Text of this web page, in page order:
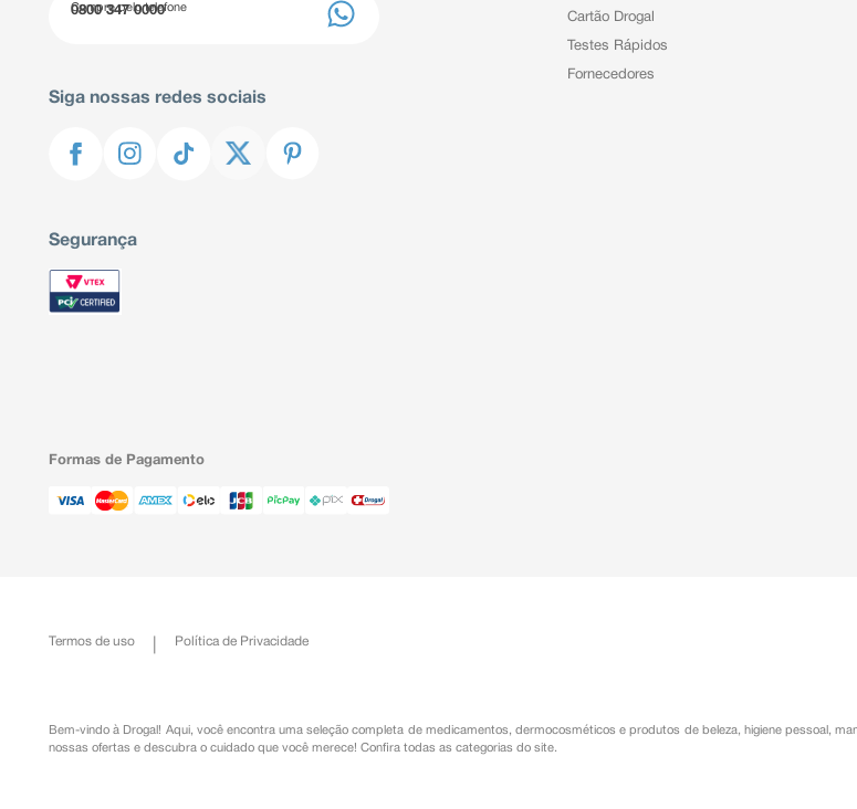
Compre pelo telefone
0800 347 0000
Siga nossas redes sociais
Segurança
Cartão Drogal
Testes Rápidos
Fornecedores
Formas de Pagamento
Termos de uso Política de Privacidade
Bem-vindo à Drogal! Aqui, você encontra uma seleção completa de medicamentos ,dermocosméticos e produtos de beleza, higiene pessoal ,
nossas ofertas e descubra o cuidado que você merece! Confira todas as categorias do site.